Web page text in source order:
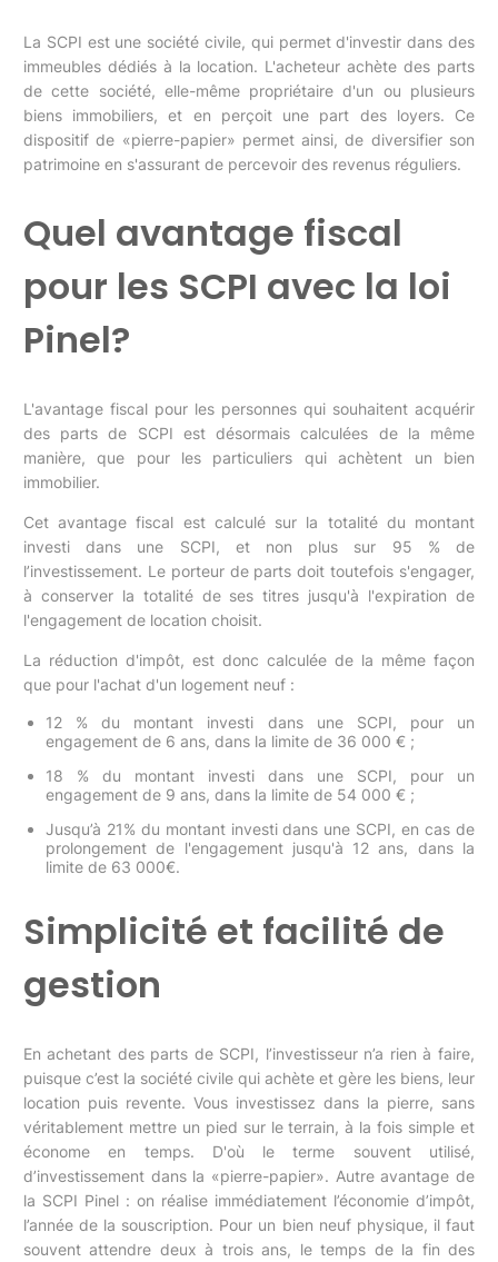
La SCPI est une société civile, qui permet d'investir dans des
immeubles dédiés à la location. L'acheteur achète des parts
de cette société, elle-même propriétaire d'un ou plusieurs
biens immobiliers, et en perçoit une part des loyers. Ce
dispositif de «pierre-papier» permet ainsi, de diversifier son
patrimoine en s'assurant de percevoir des revenus réguliers.
Quel avantage fiscal
pour les SCPI avec la loi
Pinel?
L'avantage fiscal pour les personnes qui souhaitent acquérir
des parts de SCPI est désormais calculées de la même
manière, que pour les particuliers qui achètent un bien
immobilier.
Cet avantage fiscal est calculé sur la totalité du montant
investi dans une SCPI, et non plus sur 95 % de
l’investissement. Le porteur de parts doit toutefois s'engager,
à conserver la totalité de ses titres jusqu'à l'expiration de
l'engagement de location choisit.
La réduction d'impôt, est donc calculée de la même façon
que pour l'achat d'un logement neuf :
12 % du montant investi dans une SCPI, pour un
engagement de 6 ans, dans la limite de 36 000 € ;
18 % du montant investi dans une SCPI, pour un
engagement de 9 ans, dans la limite de 54 000 € ;
Jusqu’à 21% du montant investi dans une SCPI, en cas de
prolongement de l'engagement jusqu'à 12 ans, dans la
limite de 63 000€.
Simplicité et facilité de
gestion
En achetant des parts de SCPI, l’investisseur n’a rien à faire,
puisque c’est la société civile qui achète et gère les biens, leur
location puis revente. Vous investissez dans la pierre, sans
véritablement mettre un pied sur le terrain, à la fois simple et
économe en temps. D'où le terme souvent utilisé,
d’investissement dans la «pierre-papier». Autre avantage de
la SCPI Pinel : on réalise immédiatement l’économie d’impôt,
l’année de la souscription. Pour un bien neuf physique, il faut
souvent attendre deux à trois ans, le temps de la fin des